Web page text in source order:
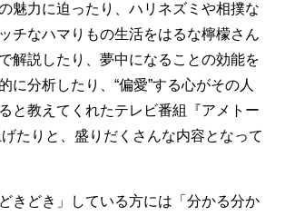
魅力に迫ったり、ハリネズミや相撲な
チなハマりもの生活をはるな檸檬さん
解説したり、夢中になることの効能を
に分析したり、“偏愛”する心がその人
と教えてくれたテレビ番組『アメトー
たりと、盛りだくさんな内容となって
きどき」している方には「分かる分か